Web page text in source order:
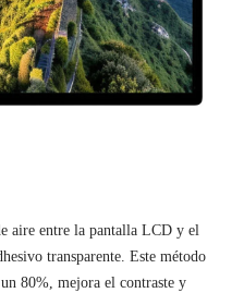
aire entre la pantalla LCD y el
transparente. Este método
80%, mejora el contraste y